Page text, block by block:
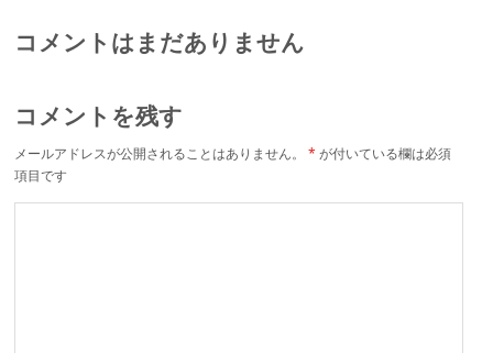
コメントはまだありません
コメントを残す
メールアドレスが公開されることはありません。 * が付いている欄は必須
項目です